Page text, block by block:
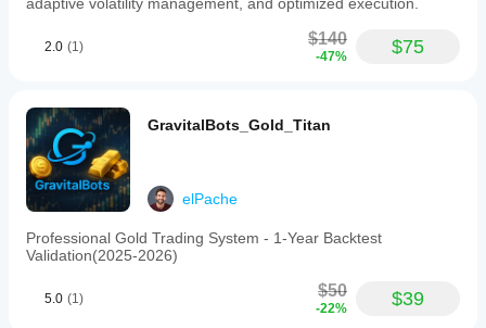
2.0 (1) $140
-47% $75
GravitalBots_Gold_Titan
elPache
Professional Gold Trading System - 1-Year Backtest
Validation(2025-2026)
5.0 (1) $50
-22% $39